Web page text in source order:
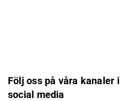
Följ oss på våra kanaler i
social media